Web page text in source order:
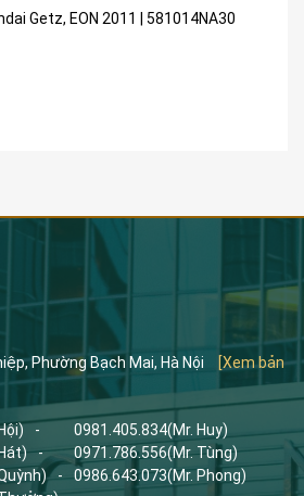
Getz, EON 2011 | 581014NA30
Phường Bạch Mai, Hà Nội
[Xem bản
- 0981.405.834(Mr. Huy)
- 0971.786.556(Mr. Tùng)
- 0986.643.073(Mr. Phong)